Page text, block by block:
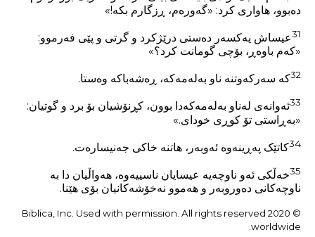
دەبوو، هاواری کرد: «گەورەم، ڕزگارم بکە!»
31عیساش یەکسەر دەستی درێژکرد و گرتی و پێی فەرموو:
«کەم باوەڕ، بۆچی گومانت کرد؟»
32کە سەرکەوتنە ناو بەلەمەکە، ڕەشەباکە وەستا.
33ئەوانەی لەناو بەلەمەکەدا بوون، کڕنۆشیان بۆ برد و گوتیان:
«بەڕاستی تۆ کوڕی خودای.»
34کاتێک پەڕینەوە ئەوبەر، هاتنە خاکی جەنیسارەت.
35خەڵکی ئەو ناوچەیە عیسایان ناسییەوە، هەواڵیان دا بە
ناوچەکانی دەوروبەر و هەموو نەخۆشەکانیان بۆی هێنا.
© 2020 Biblica, Inc. Used with permission. All rights reserved
worldwide.